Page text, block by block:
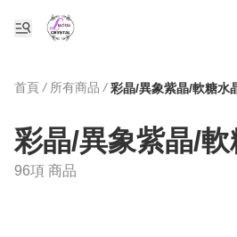
首頁 / 所有商品 / 彩晶/異象紫晶/軟糖水
彩晶/異象紫晶/軟
96項 商品